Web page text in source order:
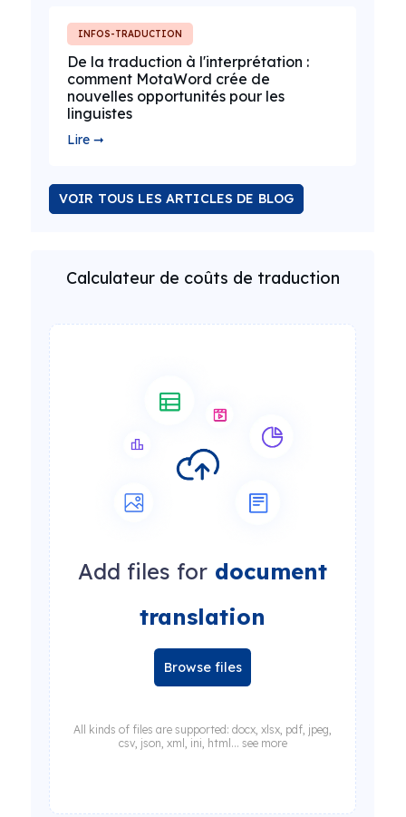
INFOS-TRADUCTION
De la traduction à l'interprétation :
comment MotaWord crée de
nouvelles opportunités pour les
linguistes
Lire ➞
VOIR TOUS LES ARTICLES DE BLOG
Calculateur de coûts de traduction
Add files for document
translation
Browse files
All kinds of files are supported: docx, xlsx, pdf, jpeg,
csv, json, xml, ini, html... see more